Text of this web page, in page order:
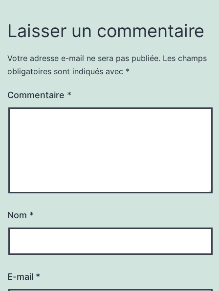
Laisser un commentaire
Votre adresse e-mail ne sera pas publiée. Les champs
obligatoires sont indiqués avec *
Commentaire *
Nom *
E-mail *